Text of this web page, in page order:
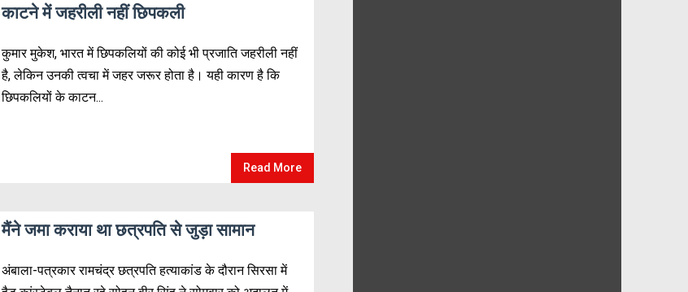
काटने में जहरीली नहीं छिपकली
कुमार मुकेश, भारत में छिपकलियों की कोई भी प्रजाति जहरीली नहीं
है, लेकिन उनकी त्वचा में जहर जरूर होता है। यही कारण है कि
छिपकलियों के काटन...
Read More
मैंने जमा कराया था छत्रपति से जुड़ा सामान
अंबाला-पत्रकार रामचंद्र छत्रपति हत्याकांड के दौरान सिरसा में